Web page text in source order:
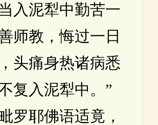
入泥犁中勤苦一
师教，悔过一日
头痛身热诸病悉
复入泥犁中。”
耶佛语适竟，